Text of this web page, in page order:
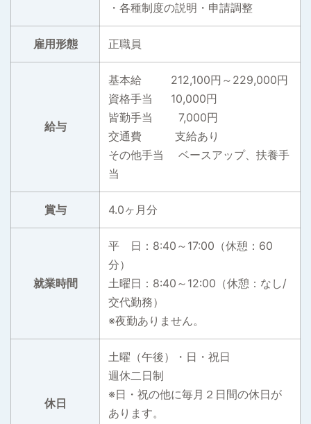
・各種制度の説明・申請調整
雇用形態 正職員
給与
基本給 212,100円～229,000円
資格手当 10,000円
皆勤手当 7,000円
交通費 支給あり
その他手当 ベースアップ、扶養手
当
賞与 4.0ヶ月分
就業時間
平 日：8:40～17:00（休憩：60
分）
土曜日：8:40～12:00（休憩：なし/
交代勤務）
※夜勤ありません。
休日
土曜（午後）・日・祝日
週休二日制
※日・祝の他に毎月２日間の休日が
あります。